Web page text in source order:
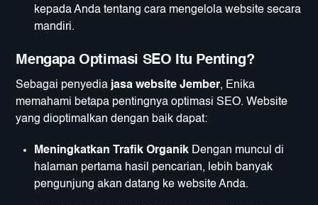
kepada Anda tentang cara mengelola website secara
mandiri.
Mengapa Optimasi SEO Itu Penting?
Sebagai penyedia jasa website Jember, Enika
memahami betapa pentingnya optimasi SEO. Website
yang dioptimalkan dengan baik dapat:
Meningkatkan Trafik Organik Dengan muncul di
halaman pertama hasil pencarian, lebih banyak
pengunjung akan datang ke website Anda.